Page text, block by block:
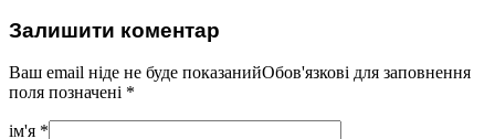
Залишити коментар
Ваш email ніде не буде показанийОбов'язкові для заповнення
поля позначені *
ім'я *